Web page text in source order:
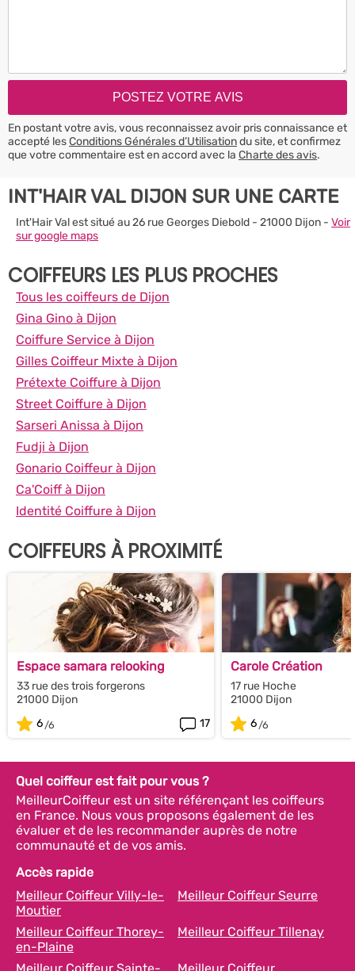
En postant votre avis, vous reconnaissez avoir pris connaissance et
accepté lesConditions Générales d’Utilisationdu site, et confirmez
que votre commentaire est en accord avec la Charte des avis.
INT'HAIR VAL DIJON SUR UNE CARTE
Int'Hair Val est situé au 26 rue Georges Diebold - 21000 Dijon - Voir
sur google maps
COIFFEURS LES PLUS PROCHES
Tous les coiffeurs de Dijon
Gina Gino à Dijon
Coiffure Service à Dijon
Gilles Coiffeur Mixte à Dijon
Prétexte Coiffure à Dijon
Street Coiffure à Dijon
Sarseri Anissa à Dijon
Fudji à Dijon
Gonario Coiffeur à Dijon
Ca'Coiff à Dijon
Identité Coiffure à Dijon
COIFFEURS À PROXIMITÉ
Espace samara relooking
33 rue des trois forgerons
21000 Dijon
6
17
Carole Création
17 rue Hoche
21000 Dijon
6
Quel coiffeur est fait pour vous ?
MeilleurCoiffeur est un site référençant les coiffeurs
en France. Nous vous proposons également de les
évaluer et de les recommander auprès de notre
communauté et de vos amis.
Accès rapide
Meilleur Coiffeur Villy-le-
Moutier
Meilleur Coiffeur Seurre
Meilleur Coiffeur Thorey-
en-Plaine
Meilleur Coiffeur Tillenay
Meilleur Coiffeur Sainte- Meilleur Coiffeur